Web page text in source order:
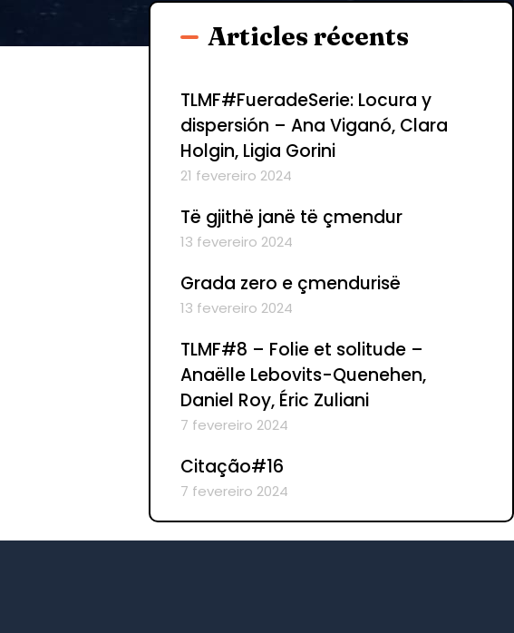
Articles récents
TLMF#FueradeSerie: Locura y
dispersión – Ana Viganó, Clara
Holgin, Ligia Gorini
21 fevereiro 2024
Të gjithë janë të çmendur
13 fevereiro 2024
Grada zero e çmendurisë
13 fevereiro 2024
TLMF#8 – Folie et solitude –
Anaëlle Lebovits-Quenehen,
Daniel Roy, Éric Zuliani
7 fevereiro 2024
Citação#16
7 fevereiro 2024